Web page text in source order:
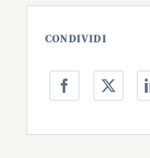
CONDIVIDI